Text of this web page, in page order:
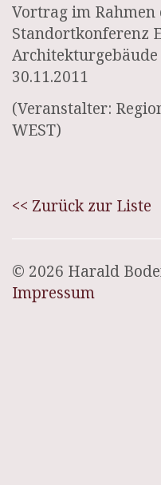
Vortrag im Rahmen
Standortkonferenz
30.11.2011
(Veranstalter:
WEST)
<< Zurück zur Liste
© 2026 Harald
Impressum